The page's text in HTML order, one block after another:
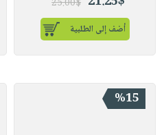
25.00$
أضف إلى الطلبية
%15